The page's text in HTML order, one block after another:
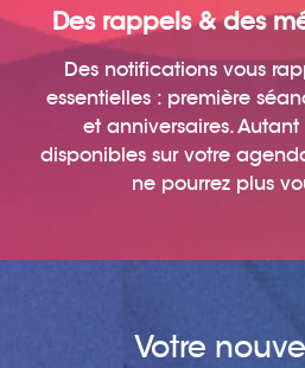
Des rappels & des
Des notifications vous
essentielles : première
et anniversaires.
disponibles sur votre
ne pourrez plus
Votre